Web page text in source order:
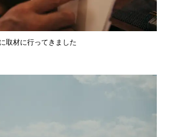
取材に行ってきました